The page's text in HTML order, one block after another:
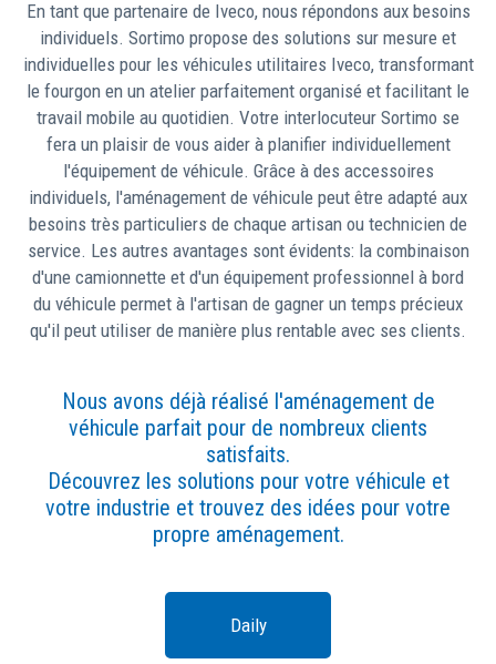
En tant que partenaire de Iveco, nous répondons aux besoins
individuels. Sortimo propose des solutions sur mesure et
individuelles pour les véhicules utilitaires Iveco, transformant
le fourgon en un atelier parfaitement organisé et facilitant le
travail mobile au quotidien. Votre interlocuteur Sortimo se
fera un plaisir de vous aider à planifier individuellement
l'équipement de véhicule. Grâce à des accessoires
individuels, l'aménagement de véhicule peut être adapté aux
besoins très particuliers de chaque artisan ou technicien de
service. Les autres avantages sont évidents: la combinaison
d'une camionnette et d'un équipement professionnel à bord
du véhicule permet à l'artisan de gagner un temps précieux
qu'il peut utiliser de manière plus rentable avec ses clients.
Nous avons déjà réalisé l'aménagement de
véhicule parfait pour de nombreux clients
satisfaits.
Découvrez les solutions pour votre véhicule et
votre industrie et trouvez des idées pour votre
propre aménagement.
Daily